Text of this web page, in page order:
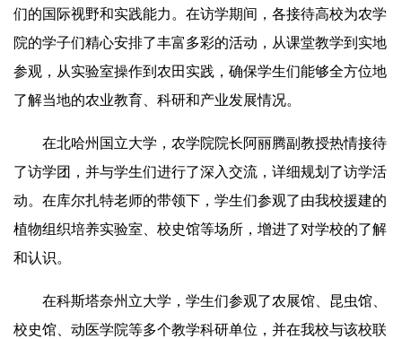
们的国际视野和实践能力。在访学期间，各接待高校为农学
院的学子们精心安排了丰富多彩的活动，从课堂教学到实地
参观，从实验室操作到农田实践，确保学生们能够全方位地
了解当地的农业教育、科研和产业发展情况。
在北哈州国立大学，农学院院长阿丽腾副教授热情接待
了访学团，并与学生们进行了深入交流，详细规划了访学活
动。在库尔扎特老师的带领下，学生们参观了由我校援建的
植物组织培养实验室、校史馆等场所，增进了对学校的了解
和认识。
在科斯塔奈州立大学，学生们参观了农展馆、昆虫馆、
校史馆、动医学院等多个教学科研单位，并在我校与该校联